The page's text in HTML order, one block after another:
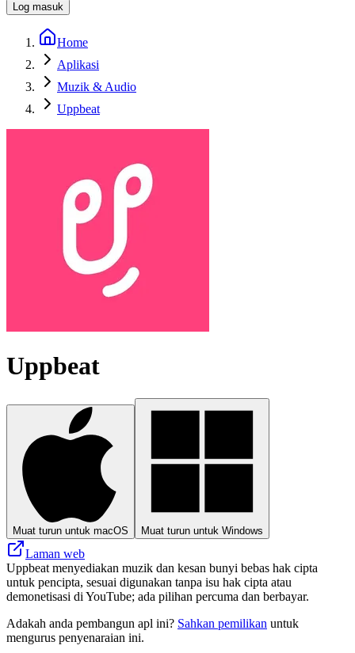
Log masuk
Home
Aplikasi
Muzik & Audio
Uppbeat
Uppbeat
Muat turun untuk macOS Muat turun untuk Windows
Laman web
Uppbeat menyediakan muzik dan kesan bunyi bebas hak cipta
untuk pencipta, sesuai digunakan tanpa isu hak cipta atau
demonetisasi di YouTube; ada pilihan percuma dan berbayar.
Adakah anda pembangun apl ini? Sahkan pemilikan untuk
mengurus penyenaraian ini.